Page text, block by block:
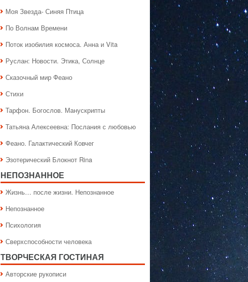
Моя Звезда- Синяя Птица
По Волнам Времени
Поток изобилия космоса. Анна и Vita
Руслан: Новости. Этика, Солнце
Сказочный мир Феано
Стихи
Тарфон. Богослов. Манускрипты
Татьяна Алексеевна: Послания с любовью
Феано. Галактический Ковчег
Эзотерический Блокнот Rina
НЕПОЗНАННОЕ
Жизнь… после жизни. Непознанное
Непознанное
Психология
Сверхспособности человека
ТВОРЧЕСКАЯ ГОСТИНАЯ
Авторские рукописи